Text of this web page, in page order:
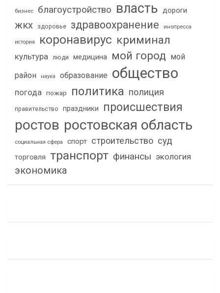
бизнес благоустройство власть дороги
жкх здоровье здравоохранение инопресса
история коронавирус криминал
культура люди медицина мой город мой
район
наука образование общество
погода пожар политика полиция
правительство праздники происшествия
ростов ростовская область
социальная сфера спорт строительство суд
торговля транспорт финансы экология
экономика